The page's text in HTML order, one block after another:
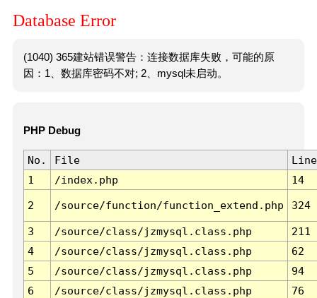
Database Error
(1040) 365建站错误警告：连接数据库失败，可能的原
因：1、数据库密码不对; 2、mysql未启动。
PHP Debug
No. File
Line
1
/index.php 14
2 /source/function/function_extend.php 324
3 /source/class/jzmysql.class.php
211
4
/source/class/jzmysql.class.php
62
5
/source/class/jzmysql.class.php
94
6
/source/class/jzmysql.class.php 76